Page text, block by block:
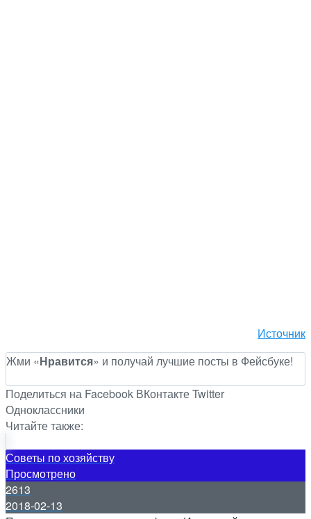
Источник
Жми «Нравится» и получай лучшие посты в Фейсбуке!
Поделиться на Facebook ВКонтактеTwitter
Одноклассники
Читайте также:
Советы по хозяйству
Просмотрено
2613
2018-02-13